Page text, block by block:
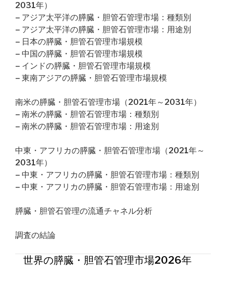
2031年）
– アジア太平洋の膵臓・胆管石管理市場：種類別
– アジア太平洋の膵臓・胆管石管理市場：用途別
– 日本の膵臓・胆管石管理市場規模
– 中国の膵臓・胆管石管理市場規模
– インドの膵臓・胆管石管理市場規模
– 東南アジアの膵臓・胆管石管理市場規模
南米の膵臓・胆管石管理市場（2021年～2031年）
– 南米の膵臓・胆管石管理市場：種類別
– 南米の膵臓・胆管石管理市場：用途別
中東・アフリカの膵臓・胆管石管理市場（2021年～
2031年）
– 中東・アフリカの膵臓・胆管石管理市場：種類別
– 中東・アフリカの膵臓・胆管石管理市場：用途別
膵臓・胆管石管理の流通チャネル分析
調査の結論
世界の膵臓・胆管石管理市場2026年